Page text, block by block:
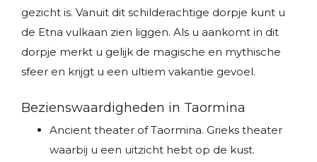
gezicht is. Vanuit dit schilderachtige dorpje kunt u
de Etna vulkaan zien liggen. Als u aankomt in dit
dorpje merkt u gelijk de magische en mythische
sfeer en krijgt u een ultiem vakantie gevoel.
Bezienswaardigheden in Taormina
Ancient theater of Taormina. Grieks theater
waarbij u een uitzicht hebt op de kust.